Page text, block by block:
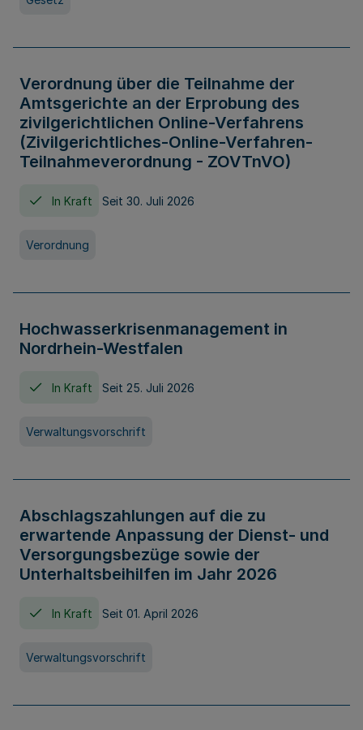
Verordnung über die Teilnahme der
Amtsgerichte an der Erprobung des
zivilgerichtlichen Online-Verfahrens
(Zivilgerichtliches-Online-Verfahren-
Teilnahmeverordnung - ZOVTnVO)
In Kraft Seit 30. Juli 2026
Verordnung
Hochwasserkrisenmanagement in
Nordrhein-Westfalen
In Kraft Seit 25. Juli 2026
Verwaltungsvorschrift
Abschlagszahlungen auf die zu
erwartende Anpassung der Dienst- und
Versorgungsbezüge sowie der
Unterhaltsbeihilfen im Jahr 2026
In Kraft Seit 01. April 2026
Verwaltungsvorschrift